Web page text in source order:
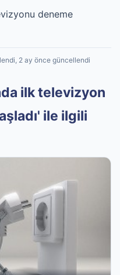
deneme
2 ay önce güncellendi
ilk televizyon
ile ilgili